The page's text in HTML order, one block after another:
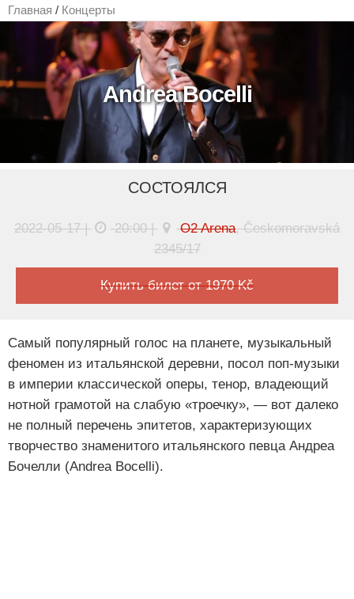
Главная / Концерты
Andrea Bocelli
СОСТОЯЛСЯ
2022-05-17 | 20:00 | O2 Arena, Českomoravská
2345/17
Купить билет от 1970 Kč
Самый популярный голос на планете, музыкальный
феномен из итальянской деревни, посол поп-музыки
в империи классической оперы, тенор, владеющий
нотной грамотой на слабую «троечку», — вот далеко
не полный перечень эпитетов, характеризующих
творчество знаменитого итальянского певца Андреа
Бочелли (Andrea Bocelli).